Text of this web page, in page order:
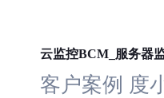
云监控BCM_ 服务器
客户案例 度